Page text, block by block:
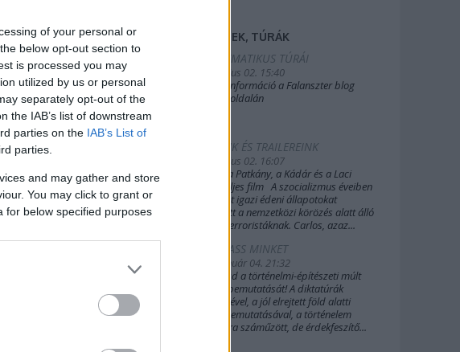
of your personal or
below opt-out section to
is processed you may
utilized by us or personal
separately opt-out of the
the IAB’s list of downstream
parties on the IAB’s List of
parties.
and may gather and store
You may click to grant or
for below specified purposes
FILMEK, TÚRÁK
2025.TEMATIKUS TÚRÁI
2019. július 02. 15:40
Bővebb információ a Falanszter blog
oldal FB-oldalán
FILMEINK ÉS TRAILEREINK
2019. július 02. 16:07
A Sakál, a Patkány, a Kádár és a Laci
(2022) teljes film A szocializmus éveiben
Budapest igazi édeni állapotokat
biztosított a nemzetközi körözés alatt álló
külföldi terroristáknak. Carlos, azaz...
TÁMOGASS MINKET
2020. január 04. 21:32
Támogasd a történelmi-építészeti múlt
további bemutatását! A diktatúrák
építészetével, a jól elrejtett föld alatti
világok bemutatásával, a történelem
margójára száműzött, de érdekfeszítő...